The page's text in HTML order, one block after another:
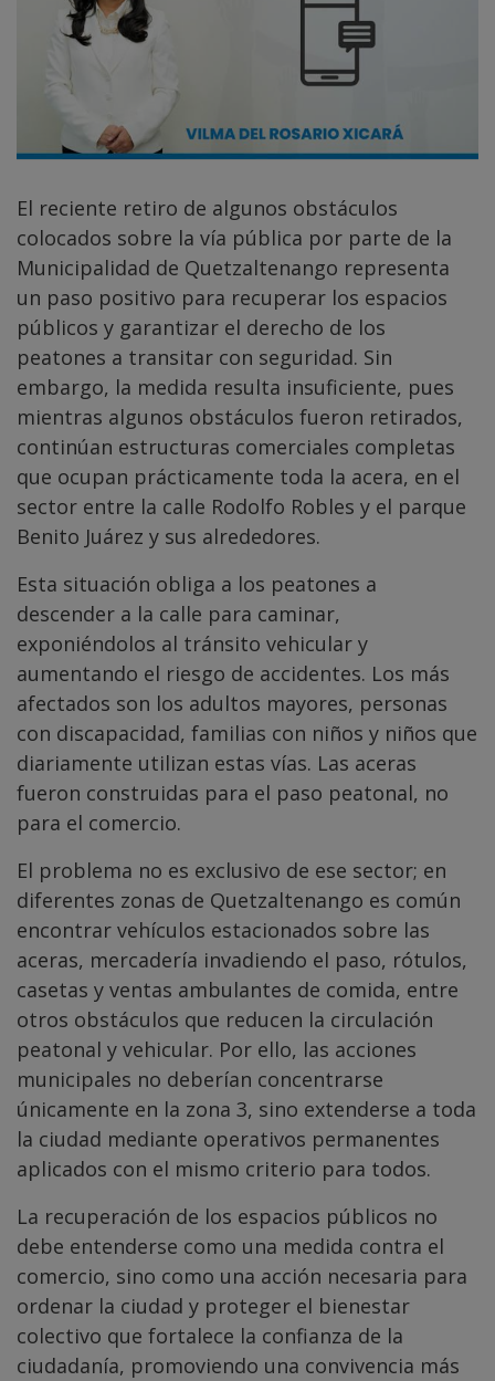
El reciente retiro de algunos obstáculos
colocados sobre la vía pública por parte de la
Municipalidad de Quetzaltenango representa
un paso positivo para recuperar los espacios
públicos y garantizar el derecho de los
peatones a transitar con seguridad. Sin
embargo, la medida resulta insuficiente, pues
mientras algunos obstáculos fueron retirados,
continúan estructuras comerciales completas
que ocupan prácticamente toda la acera, en el
sector entre la calle Rodolfo Robles y el parque
Benito Juárez y sus alrededores.
Esta situación obliga a los peatones a
descender a la calle para caminar,
exponiéndolos al tránsito vehicular y
aumentando el riesgo de accidentes. Los más
afectados son los adultos mayores, personas
con discapacidad, familias con niños y niños que
diariamente utilizan estas vías. Las aceras
fueron construidas para el paso peatonal, no
para el comercio.
El problema no es exclusivo de ese sector; en
diferentes zonas de Quetzaltenango es común
encontrar vehículos estacionados sobre las
aceras, mercadería invadiendo el paso, rótulos,
casetas y ventas ambulantes de comida, entre
otros obstáculos que reducen la circulación
peatonal y vehicular. Por ello, las acciones
municipales no deberían concentrarse
únicamente en la zona 3, sino extenderse a toda
la ciudad mediante operativos permanentes
aplicados con el mismo criterio para todos.
La recuperación de los espacios públicos no
debe entenderse como una medida contra el
comercio, sino como una acción necesaria para
ordenar la ciudad y proteger el bienestar
colectivo que fortalece la confianza de la
ciudadanía, promoviendo una convivencia más